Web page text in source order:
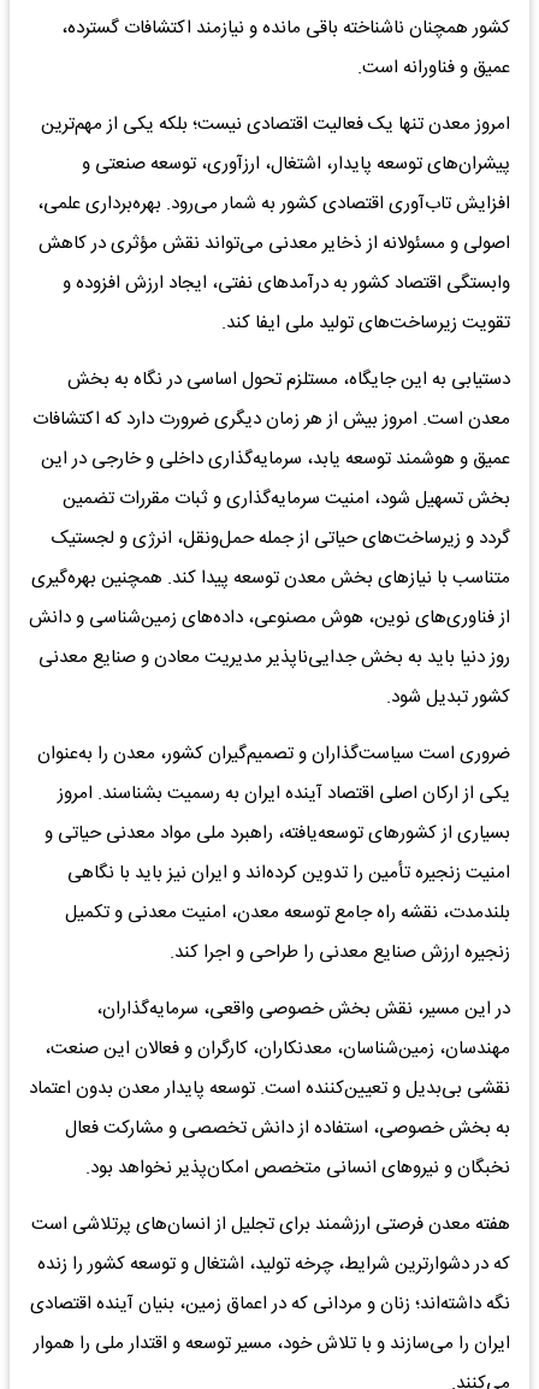
کشور همچنان ناشناخته باقی مانده و نیازمند اکتشافات گسترده،
عمیق و فناورانه است.
امروز معدن تنها یک فعالیت اقتصادی نیست؛ بلکه یکی از مهم‌ترین
پیشران‌های توسعه پایدار، اشتغال، ارزآوری، توسعه صنعتی و
افزایش تاب‌آوری اقتصادی کشور به شمار می‌رود. بهره‌برداری علمی،
اصولی و مسئولانه از ذخایر معدنی می‌تواند نقش مؤثری در کاهش
وابستگی اقتصاد کشور به درآمدهای نفتی، ایجاد ارزش افزوده و
تقویت زیرساخت‌های تولید ملی ایفا کند.
دستیابی به این جایگاه، مستلزم تحول اساسی در نگاه به بخش
معدن است. امروز بیش از هر زمان دیگری ضرورت دارد که اکتشافات
عمیق و هوشمند توسعه یابد، سرمایه‌گذاری داخلی و خارجی در این
بخش تسهیل شود، امنیت سرمایه‌گذاری و ثبات مقررات تضمین
گردد و زیرساخت‌های حیاتی از جمله حمل‌ونقل، انرژی و لجستیک
متناسب با نیازهای بخش معدن توسعه پیدا کند. همچنین بهره‌گیری
از فناوری‌های نوین، هوش مصنوعی، داده‌های زمین‌شناسی و دانش
روز دنیا باید به بخش جدایی‌ناپذیر مدیریت معادن و صنایع معدنی
کشور تبدیل شود.
ضروری است سیاست‌گذاران و تصمیم‌گیران کشور، معدن را به‌عنوان
یکی از ارکان اصلی اقتصاد آینده ایران به رسمیت بشناسند. امروز
بسیاری از کشورهای توسعه‌یافته، راهبرد ملی مواد معدنی حیاتی و
امنیت زنجیره تأمین را تدوین کرده‌اند و ایران نیز باید با نگاهی
بلندمدت، نقشه راه جامع توسعه معدن، امنیت معدنی و تکمیل
زنجیره ارزش صنایع معدنی را طراحی و اجرا کند.
در این مسیر، نقش بخش خصوصی واقعی، سرمایه‌گذاران،
مهندسان، زمین‌شناسان، معدنکاران، کارگران و فعالان این صنعت،
نقشی بی‌بدیل و تعیین‌کننده است. توسعه پایدار معدن بدون اعتماد
به بخش خصوصی، استفاده از دانش تخصصی و مشارکت فعال
نخبگان و نیروهای انسانی متخصص امکان‌پذیر نخواهد بود.
هفته معدن فرصتی ارزشمند برای تجلیل از انسان‌های پرتلاشی است
که در دشوارترین شرایط، چرخه تولید، اشتغال و توسعه کشور را زنده
نگه داشته‌اند؛ زنان و مردانی که در اعماق زمین، بنیان آینده اقتصادی
ایران را می‌سازند و با تلاش خود، مسیر توسعه و اقتدار ملی را هموار